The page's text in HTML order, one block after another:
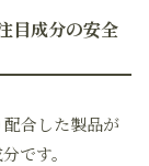
目成分の安全
合した製品が
です。